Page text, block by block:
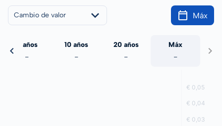
Cambio de valor Máx
5 años
-
10 años
-
20 años
-
Máx
-